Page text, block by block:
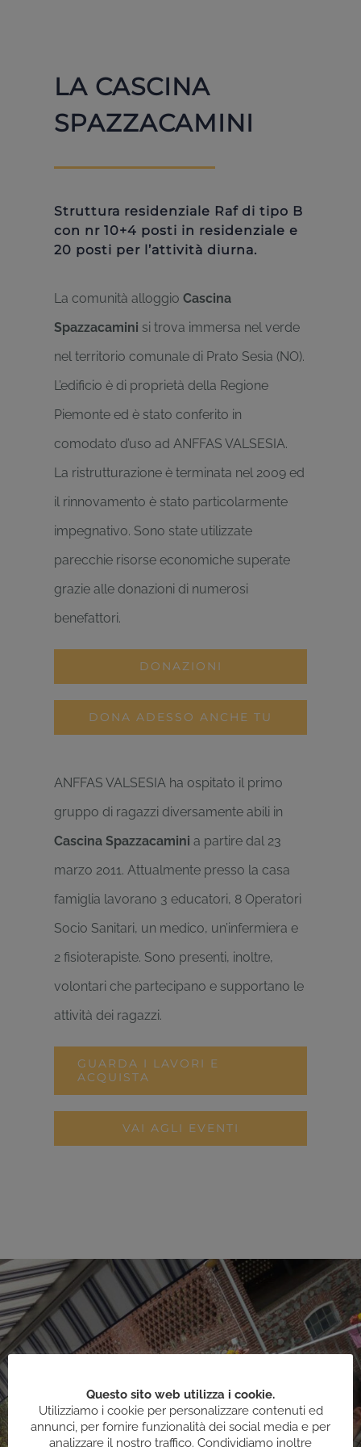
LA CASCINA
SPAZZACAMINI
Struttura residenziale Raf di tipo B
con nr 10+4 posti in residenziale e
20 posti per l’attività diurna.
La comunità alloggioCascina
Spazzacamini si trova immersa nel verde
nel territorio comunale di Prato Sesia (NO).
L’edificio è di proprietà della Regione
Piemonte ed è stato conferito in
comodato d’uso ad ANFFAS VALSESIA.
La ristrutturazione è terminata nel 2009 ed
il rinnovamento è stato particolarmente
impegnativo. Sono state utilizzate
parecchie risorse economiche superate
grazie alle donazioni di numerosi
benefattori.
DONAZIONI
DONA ADESSO ANCHE TU
ANFFAS VALSESIA ha ospitato il primo
gruppo di ragazzi diversamente abili in
Cascina Spazzacamini a partire dal 23
marzo 2011. Attualmente presso la casa
famiglia lavorano 3 educatori, 8 Operatori
Socio Sanitari, un medico, un’infermiera e
2 fisioterapiste. Sono presenti, inoltre,
volontari che partecipano e supportano le
attività dei ragazzi.
GUARDA I LAVORI E
ACQUISTA
VAI AGLI EVENTI
Questo sito web utilizza i cookie.
Utilizziamo i cookie per personalizzare contenuti ed
annunci, per fornire funzionalità dei social media e per
analizzare il nostro traffico. Condividiamo inoltre